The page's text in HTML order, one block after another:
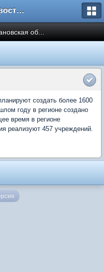
Форум Новостройки
об...
создать более 1600
году в регионе создано
время в регионе
реализуют 457 учреждений.